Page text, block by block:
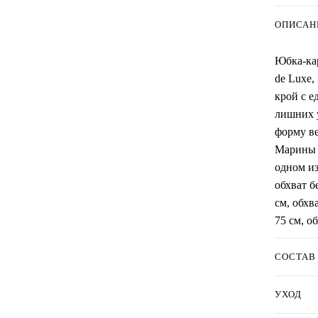
Юбка-
de Luxe,
крой с
лишних
форму
Марины
одном
обхват
см,
75 см,
СОСТАВ
УХОД